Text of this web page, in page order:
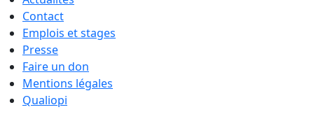
Contact
Emplois et stages
Presse
Faire un don
Mentions légales
Qualiopi